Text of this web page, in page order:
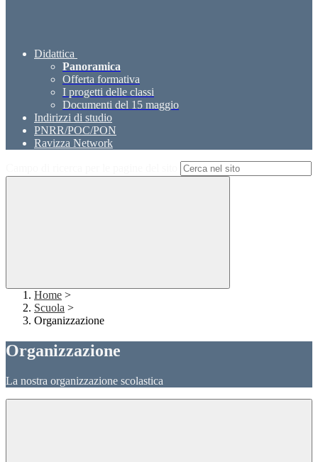
Didattica
Panoramica
Offerta formativa
I progetti delle classi
Documenti del 15 maggio
Indirizzi di studio
PNRR/POC/PON
Ravizza Network
Home >
Scuola >
Organizzazione
Organizzazione
La nostra organizzazione scolastica